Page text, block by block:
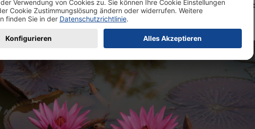
11 und 22. Durch die kleine Blende muss aber die Verschlusszeit
um genügend Belichtung zu gewährleisten.